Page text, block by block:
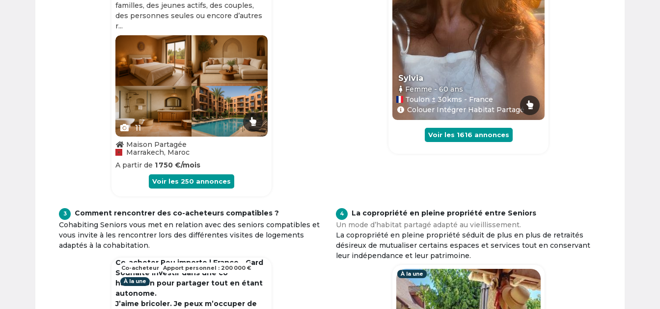
familles, des jeunes actifs, des couples,
des personnes seules ou encore d’autres
r...
Slide 1 of 11
11
Maison Partagée
Marrakech, Maroc
A partir de 1 750 €/mois
Voir les 250 annonces
Sylvia
Femme - 60ans
Toulon ± 30kms - France
Colouer Intégrer Habitat Partagé
Voir les 1616 annonces
3
Comment rencontrer des co-acheteurs compatibles ?
Cohabiting Seniors vous met en relation avec des seniors compatibles et
vous invite à les rencontrer lors des différentes visites de logements
adaptés à la cohabitation.
Co-acheter Peu importe | France - Gard
Souhaite investir dans une co
habitation pour partager tout en étant
autonome.
J’aime bricoler. Je peux m’occuper de
À la une
Co-acheteur Apport personnel : 200 000 €
4
La copropriété en pleine propriété entre Seniors
Un mode d’habitat partagé adapté au vieillissement.
La copropriété en pleine propriété séduit de plus en plus de retraités
désireux de mutualiser certains espaces et services tout en conservant
leur indépendance et leur patrimoine.
À la une